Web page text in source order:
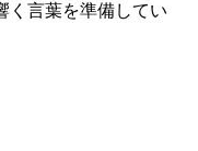
く言葉を準備してい